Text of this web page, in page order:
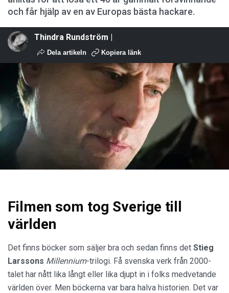
och får hjälp av en av Europas bästa hackare.
Thindra Rundström |
Dela artikeln Kopiera länk
Filmen som tog Sverige till
världen
Det finns böcker som säljer bra och sedan finns det Stieg
Larssons Millennium-trilogi. Få svenska verk från 2000-
talet har nått lika långt eller lika djupt in i folks medvetande
världen över. Men böckerna var bara halva historien. Det var